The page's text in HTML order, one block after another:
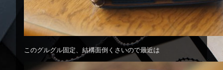
このグルグル固定、結構面倒くさいので最近は